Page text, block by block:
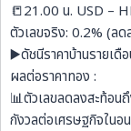
📒21.00 น. USD –
ตัวเลขจริง: 0.2% (ล
▶️ดัชนีราคาบ้านรายเดื
ผลต่อราคาทอง :
📊ตัวเลขลดลงสะท้อน
กังวลต่อเศรษฐกิจในอ